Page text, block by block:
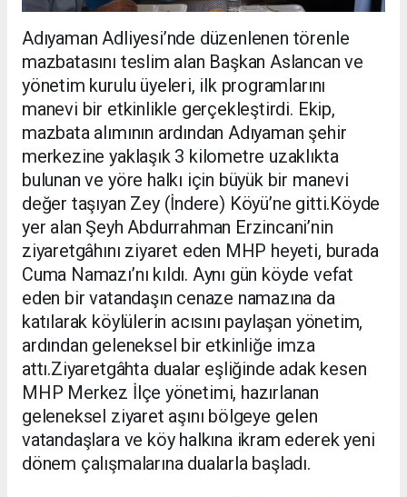
Adıyaman Adliyesi’nde düzenlenen törenle
mazbatasını teslim alan Başkan Aslancan ve
yönetim kurulu üyeleri, ilk programlarını
manevi bir etkinlikle gerçekleştirdi. Ekip,
mazbata alımının ardından Adıyaman şehir
merkezine yaklaşık 3 kilometre uzaklıkta
bulunan ve yöre halkı için büyük bir manevi
değer taşıyan Zey (İndere) Köyü’ne gitti.Köyde
yer alan Şeyh Abdurrahman Erzincani’nin
ziyaretgâhını ziyaret eden MHP heyeti, burada
Cuma Namazı’nı kıldı. Aynı gün köyde vefat
eden bir vatandaşın cenaze namazına da
katılarak köylülerin acısını paylaşan yönetim,
ardından geleneksel bir etkinliğe imza
attı.Ziyaretgâhta dualar eşliğinde adak kesen
MHP Merkez İlçe yönetimi, hazırlanan
geleneksel ziyaret aşını bölgeye gelen
vatandaşlara ve köy halkına ikram ederek yeni
dönem çalışmalarına dualarla başladı.